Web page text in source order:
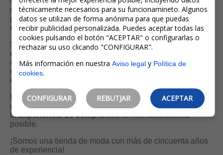
número de referencia o nombre específicos, también
puedes utilizar la sección " Encuentre aquí lo que
necesita".
Si quieres que te asesoremos, puedes enviarnos un
correo electrónico
enviarnos unwhatsappal 972 30 27 46 en horario
comercial (puede consultarlo en la sección de contacto) y
estaremos encantados de ayudarte personalmente.
En persona, teléfono u
online , no importa el medio que
utilices, nuestro objetivo es y será siempre el mismo: que
tuexperiencia de comprasea lo más satisfactoria
posible.
¡Somos una tienda de moda con más de cincuenta años
de experiencia!
técnicamente necesarios para su funcionamineto. Algunos
datos se utilizan de forma anónima para que puedas
recibir publicidad personalizada. Puedes aceptar todas las
cookies pulsando el botón "ACEPTAR" o configurarlas o
rechazar su uso clicando "CONFIGURAR".
Más información en nuestra Aviso legaly Política de
cookies.
CONFIGURAR REBUTJAR ACEPTAR